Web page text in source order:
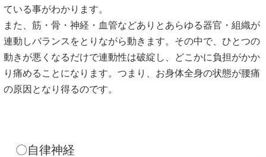
ている事がわかります。
また、筋・骨・神経・血管などありとあらゆる器官・組織が
連動しバランスをとりながら動きます。その中で、ひとつの
動きが悪くなるだけで連動性は破綻し、どこかに負担がかか
り痛めることになります。つまり、お身体全身の状態が腰痛
の原因となり得るのです。
〇自律神経